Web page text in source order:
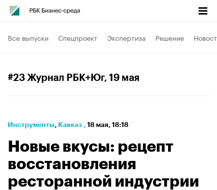
Все выпуски Спецпроект Экспертиза Решение
#23 Журнал РБК+Юг, 19 мая
Инструменты⁠, Кавказ , 18 мая, 18:18
Новые вкусы: рецепт
восстановления
ресторанной индустрии